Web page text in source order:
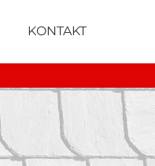
KONTAKT